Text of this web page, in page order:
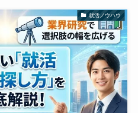
就活ノウハウ